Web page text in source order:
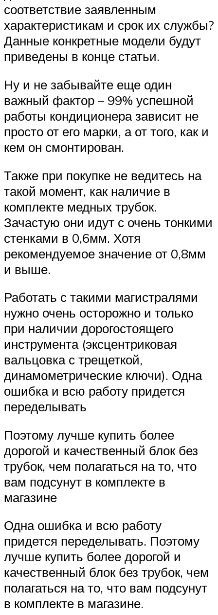
соответствие заявленным
характеристикам и срок их службы?
Данные конкретные модели будут
приведены в конце статьи.
Ну и не забывайте еще один
важный фактор – 99% успешной
работы кондиционера зависит не
просто от его марки, а от того, как и
кем он смонтирован.
Также при покупке не ведитесь на
такой момент, как наличие в
комплекте медных трубок.
Зачастую они идут с очень тонкими
стенками в 0,6мм. Хотя
рекомендуемое значение от 0,8мм
и выше.
Работать с такими магистралями
нужно очень осторожно и только
при наличии дорогостоящего
инструмента (эксцентриковая
вальцовка с трещеткой,
динамометрические ключи). Одна
ошибка и всю работу придется
переделывать
Поэтому лучше купить более
дорогой и качественный блок без
трубок, чем полагаться на то, что
вам подсунут в комплекте в
магазине
Одна ошибка и всю работу
придется переделывать. Поэтому
лучше купить более дорогой и
качественный блок без трубок, чем
полагаться на то, что вам подсунут
в комплекте в магазине.